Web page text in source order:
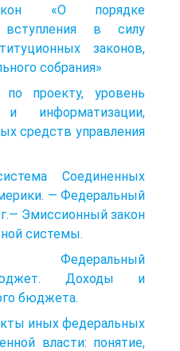
«О порядке
в силу
законов,
собрания»
по проекту, уровень
и информатизации,
средств управления
Соединенных
— Федеральный
Эмиссионный закон
системы.
Доходы и
бюджета.
иных федеральных
власти: понятие,